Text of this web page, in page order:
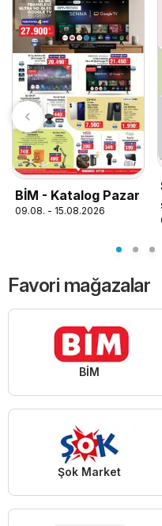
BİM - Katalog Pazar
09.08. - 15.08.2026
Favori mağazalar
BİM
Şok Market